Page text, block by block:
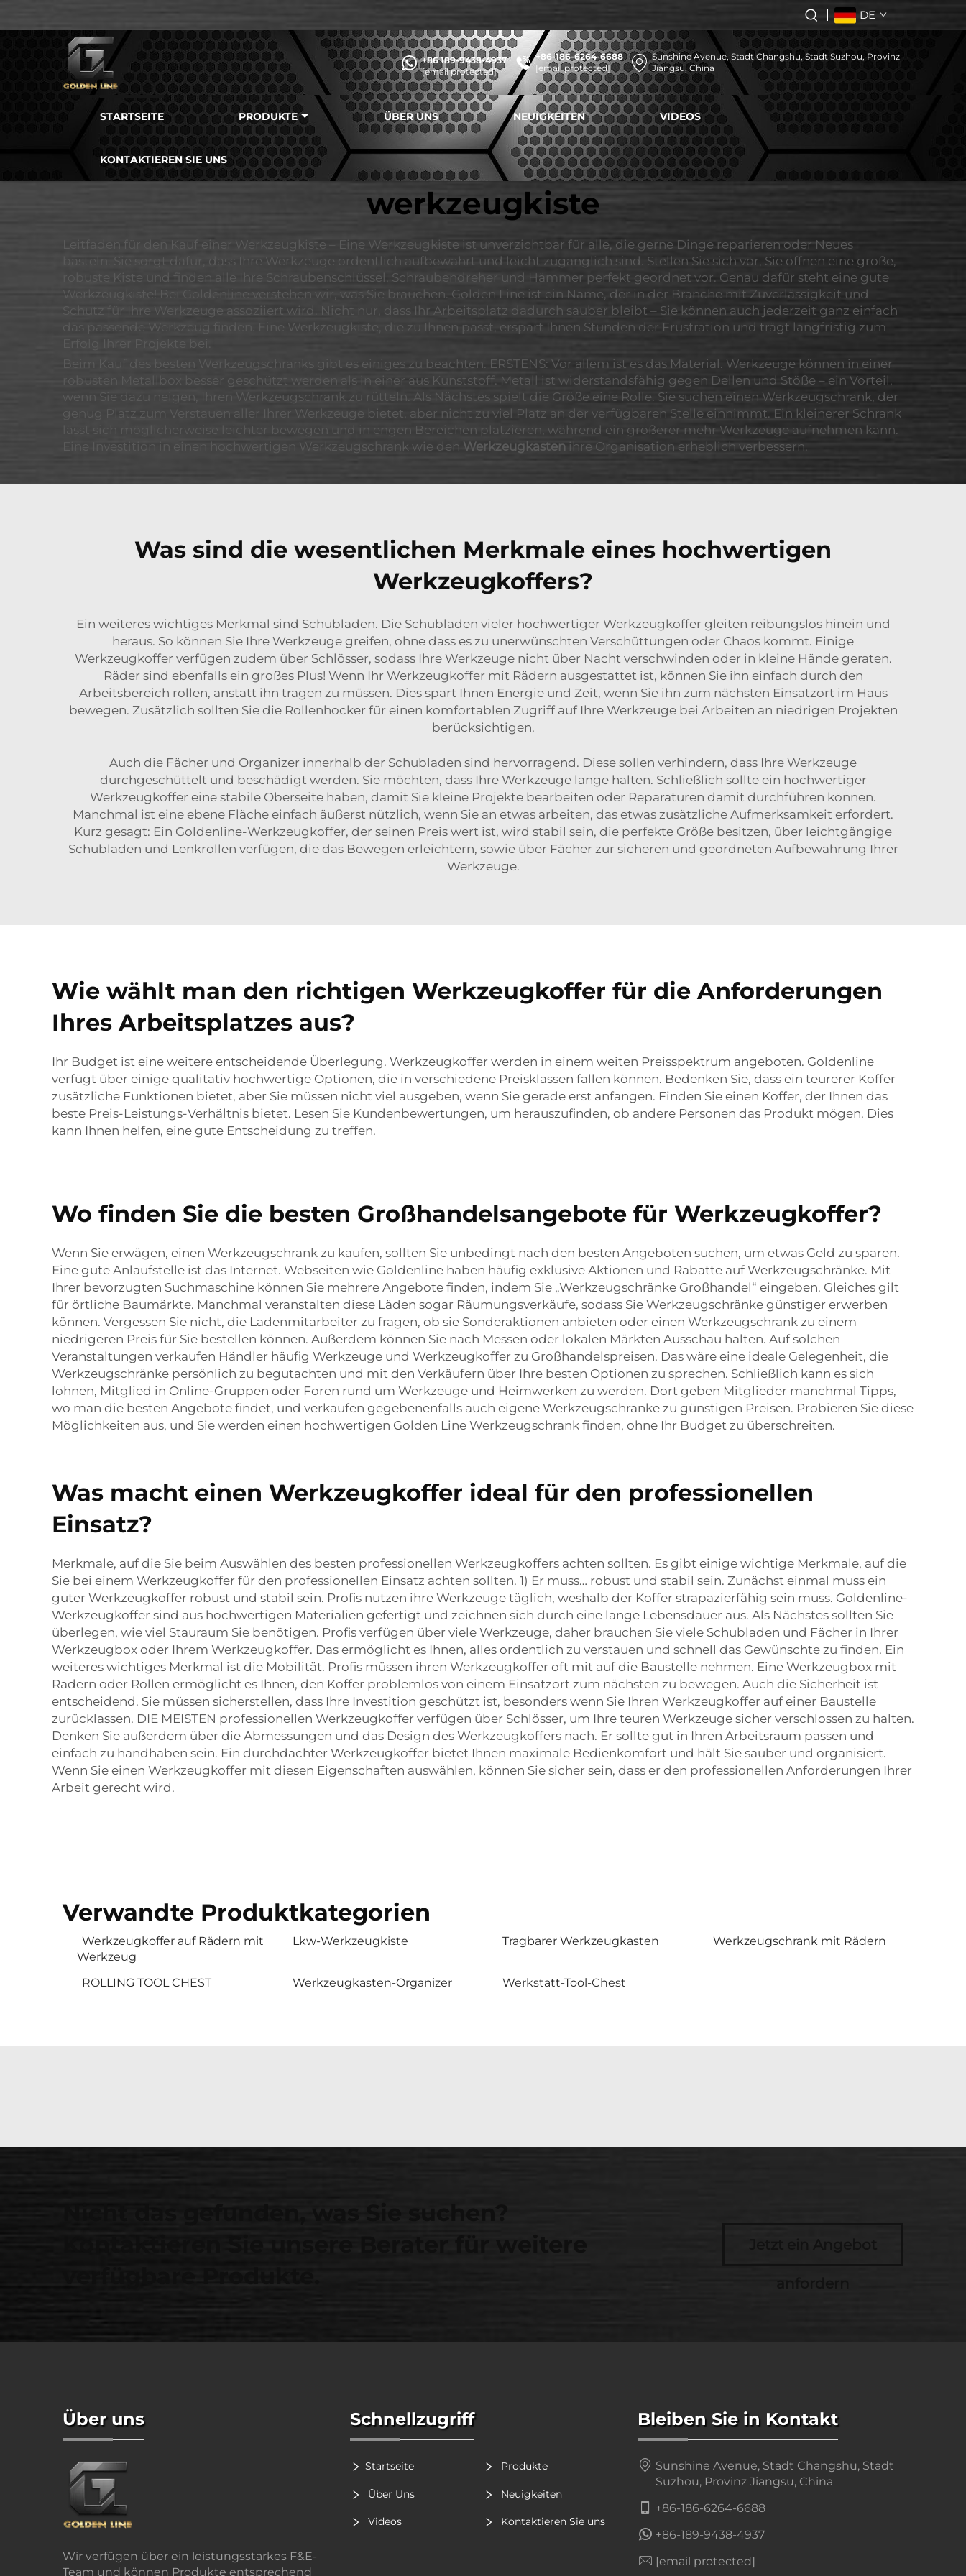
DE
+86 189-9438-4937
[email protected]
+86-186-6264-6688
[email protected]
Sunshine Avenue, Stadt Changshu, Stadt Suzhou, Provinz
Jiangsu, China
STARTSEITE PRODUKTE ÜBER UNS NEUIGKEITEN VIDEOS
KONTAKTIEREN SIE UNS
werkzeugkiste
Leitfaden für den Kauf einer Werkzeugkiste – Eine Werkzeugkiste ist unverzichtbar für alle, die gerne Dinge reparieren oder Neues
basteln. Sie sorgt dafür, dass Ihre Werkzeuge ordentlich aufbewahrt und leicht zugänglich sind. Stellen Sie sich vor, Sie öffnen eine große,
robuste Kiste und finden alle Ihre Schraubenschlüssel, Schraubendreher und Hämmer perfekt geordnet vor. Genau dafür steht eine gute
Werkzeugkiste! Bei Goldenline verstehen wir, was Sie brauchen. Golden Line ist ein Name, der in der Branche mit Zuverlässigkeit und
Schutz für Ihre Werkzeuge assoziiert wird. Nicht nur, dass Ihr Arbeitsplatz dadurch sauber bleibt – Sie können auch jederzeit ganz einfach
das passende Werkzeug finden. Eine Werkzeugkiste, die zu Ihnen passt, erspart Ihnen Stunden der Frustration und trägt langfristig zum
Erfolg Ihrer Projekte bei.
Beim Kauf des besten Werkzeugschranks gibt es einiges zu beachten. ERSTENS: Vor allem ist es das Material. Werkzeuge können in einer
robusten Metallbox besser geschützt werden als in einer aus Kunststoff. Metall ist widerstandsfähig gegen Dellen und Stöße – ein Vorteil,
wenn Sie dazu neigen, Ihren Werkzeugschrank zu rütteln. Als Nächstes spielt die Größe eine Rolle. Sie suchen einen Werkzeugschrank, der
genug Platz zum Verstauen aller Ihrer Werkzeuge bietet, aber nicht zu viel Platz an der verfügbaren Stelle einnimmt. Ein kleinerer Schrank
lässt sich möglicherweise leichter bewegen und in engen Bereichen platzieren, während ein größerer mehr Werkzeuge aufnehmen kann.
Eine Investition in einen hochwertigen Werkzeugschrank wie den Werkzeugkasten ihre Organisation erheblich verbessern.
Was sind die wesentlichen Merkmale eines hochwertigen
Werkzeugkoffers?
Ein weiteres wichtiges Merkmal sind Schubladen. Die Schubladen vieler hochwertiger Werkzeugkoffer gleiten reibungslos hinein und
heraus. So können Sie Ihre Werkzeuge greifen, ohne dass es zu unerwünschten Verschüttungen oder Chaos kommt. Einige
Werkzeugkoffer verfügen zudem über Schlösser, sodass Ihre Werkzeuge nicht über Nacht verschwinden oder in kleine Hände geraten.
Räder sind ebenfalls ein großes Plus! Wenn Ihr Werkzeugkoffer mit Rädern ausgestattet ist, können Sie ihn einfach durch den
Arbeitsbereich rollen, anstatt ihn tragen zu müssen. Dies spart Ihnen Energie und Zeit, wenn Sie ihn zum nächsten Einsatzort im Haus
bewegen. Zusätzlich sollten Sie die Rollenhocker für einen komfortablen Zugriff auf Ihre Werkzeuge bei Arbeiten an niedrigen Projekten
berücksichtigen.
Auch die Fächer und Organizer innerhalb der Schubladen sind hervorragend. Diese sollen verhindern, dass Ihre Werkzeuge
durchgeschüttelt und beschädigt werden. Sie möchten, dass Ihre Werkzeuge lange halten. Schließlich sollte ein hochwertiger
Werkzeugkoffer eine stabile Oberseite haben, damit Sie kleine Projekte bearbeiten oder Reparaturen damit durchführen können.
Manchmal ist eine ebene Fläche einfach äußerst nützlich, wenn Sie an etwas arbeiten, das etwas zusätzliche Aufmerksamkeit erfordert.
Kurz gesagt: Ein Goldenline-Werkzeugkoffer, der seinen Preis wert ist, wird stabil sein, die perfekte Größe besitzen, über leichtgängige
Schubladen und Lenkrollen verfügen, die das Bewegen erleichtern, sowie über Fächer zur sicheren und geordneten Aufbewahrung Ihrer
Werkzeuge.
Wie wählt man den richtigen Werkzeugkoffer für die Anforderungen
Ihres Arbeitsplatzes aus?
Ihr Budget ist eine weitere entscheidende Überlegung. Werkzeugkoffer werden in einem weiten Preisspektrum angeboten. Goldenline
verfügt über einige qualitativ hochwertige Optionen, die in verschiedene Preisklassen fallen können. Bedenken Sie, dass ein teurerer Koffer
zusätzliche Funktionen bietet, aber Sie müssen nicht viel ausgeben, wenn Sie gerade erst anfangen. Finden Sie einen Koffer, der Ihnen das
beste Preis-Leistungs-Verhältnis bietet. Lesen Sie Kundenbewertungen, um herauszufinden, ob andere Personen das Produkt mögen. Dies
kann Ihnen helfen, eine gute Entscheidung zu treffen.
Wo finden Sie die besten Großhandelsangebote für Werkzeugkoffer?
Wenn Sie erwägen, einen Werkzeugschrank zu kaufen, sollten Sie unbedingt nach den besten Angeboten suchen, um etwas Geld zu sparen.
Eine gute Anlaufstelle ist das Internet. Webseiten wie Goldenline haben häufig exklusive Aktionen und Rabatte auf Werkzeugschränke. Mit
Ihrer bevorzugten Suchmaschine können Sie mehrere Angebote finden, indem Sie „Werkzeugschränke Großhandel“ eingeben. Gleiches gilt
für örtliche Baumärkte. Manchmal veranstalten diese Läden sogar Räumungsverkäufe, sodass Sie Werkzeugschränke günstiger erwerben
können. Vergessen Sie nicht, die Ladenmitarbeiter zu fragen, ob sie Sonderaktionen anbieten oder einen Werkzeugschrank zu einem
niedrigeren Preis für Sie bestellen können. Außerdem können Sie nach Messen oder lokalen Märkten Ausschau halten. Auf solchen
Veranstaltungen verkaufen Händler häufig Werkzeuge und Werkzeugkoffer zu Großhandelspreisen. Das wäre eine ideale Gelegenheit, die
Werkzeugschränke persönlich zu begutachten und mit den Verkäufern über Ihre besten Optionen zu sprechen. Schließlich kann es sich
lohnen, Mitglied in Online-Gruppen oder Foren rund um Werkzeuge und Heimwerken zu werden. Dort geben Mitglieder manchmal Tipps,
wo man die besten Angebote findet, und verkaufen gegebenenfalls auch eigene Werkzeugschränke zu günstigen Preisen. Probieren Sie diese
Möglichkeiten aus, und Sie werden einen hochwertigen Golden Line Werkzeugschrank finden, ohne Ihr Budget zu überschreiten.
Was macht einen Werkzeugkoffer ideal für den professionellen
Einsatz?
Merkmale, auf die Sie beim Auswählen des besten professionellen Werkzeugkoffers achten sollten. Es gibt einige wichtige Merkmale, auf die
Sie bei einem Werkzeugkoffer für den professionellen Einsatz achten sollten. 1) Er muss… robust und stabil sein. Zunächst einmal muss ein
guter Werkzeugkoffer robust und stabil sein. Profis nutzen ihre Werkzeuge täglich, weshalb der Koffer strapazierfähig sein muss. Goldenline-
Werkzeugkoffer sind aus hochwertigen Materialien gefertigt und zeichnen sich durch eine lange Lebensdauer aus. Als Nächstes sollten Sie
überlegen, wie viel Stauraum Sie benötigen. Profis verfügen über viele Werkzeuge, daher brauchen Sie viele Schubladen und Fächer in Ihrer
Werkzeugbox oder Ihrem Werkzeugkoffer. Das ermöglicht es Ihnen, alles ordentlich zu verstauen und schnell das Gewünschte zu finden. Ein
weiteres wichtiges Merkmal ist die Mobilität. Profis müssen ihren Werkzeugkoffer oft mit auf die Baustelle nehmen. Eine Werkzeugbox mit
Rädern oder Rollen ermöglicht es Ihnen, den Koffer problemlos von einem Einsatzort zum nächsten zu bewegen. Auch die Sicherheit ist
entscheidend. Sie müssen sicherstellen, dass Ihre Investition geschützt ist, besonders wenn Sie Ihren Werkzeugkoffer auf einer Baustelle
zurücklassen. DIE MEISTEN professionellen Werkzeugkoffer verfügen über Schlösser, um Ihre teuren Werkzeuge sicher verschlossen zu halten.
Denken Sie außerdem über die Abmessungen und das Design des Werkzeugkoffers nach. Er sollte gut in Ihren Arbeitsraum passen und
einfach zu handhaben sein. Ein durchdachter Werkzeugkoffer bietet Ihnen maximale Bedienkomfort und hält Sie sauber und organisiert.
Wenn Sie einen Werkzeugkoffer mit diesen Eigenschaften auswählen, können Sie sicher sein, dass er den professionellen Anforderungen Ihrer
Arbeit gerecht wird.
Verwandte Produktkategorien
Werkzeugkoffer auf Rädern mit
Werkzeug
Lkw-Werkzeugkiste Tragbarer Werkzeugkasten Werkzeugschrank mit Rädern
ROLLING TOOL CHEST Werkzeugkasten-Organizer Werkstatt-Tool-Chest
anfordern
Über uns
Wir verfügen über ein leistungsstarkes F&E-
Team und können Produkte entsprechend
Schnellzugriff
Startseite Produkte
Über Uns Neuigkeiten
Videos Kontaktieren Sie uns
Bleiben Sie in Kontakt
Sunshine Avenue, Stadt Changshu, Stadt
Suzhou, Provinz Jiangsu, China
+86-186-6264-6688
+86-189-9438-4937
[email protected]